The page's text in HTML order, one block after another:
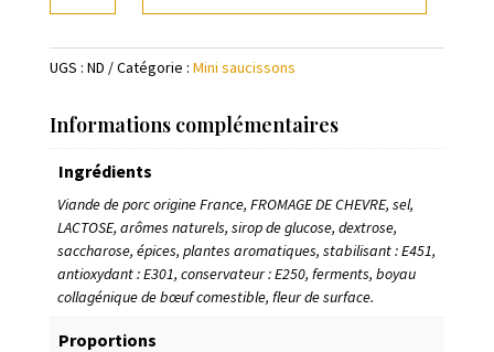
Mini
saucissons
fromage
chèvre
UGS : ND Catégorie : Mini saucissons
Informations complémentaires
Ingrédients
Viande de porc origine France, FROMAGE DE CHEVRE, sel,
LACTOSE, arômes naturels, sirop de glucose, dextrose,
saccharose, épices, plantes aromatiques, stabilisant : E451,
antioxydant : E301, conservateur : E250, ferments, boyau
collagénique de bœuf comestible, fleur de surface.
Proportions